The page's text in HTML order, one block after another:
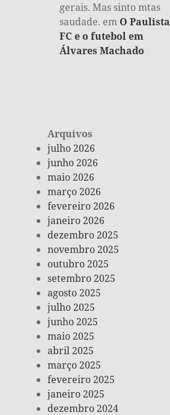
gerais. Mas sinto mtas
saudade. em O Paulista
FC e o futebol em
Álvares Machado
Arquivos
julho 2026
junho 2026
maio 2026
março 2026
fevereiro 2026
janeiro 2026
dezembro 2025
novembro 2025
outubro 2025
setembro 2025
agosto 2025
julho 2025
junho 2025
maio 2025
abril 2025
março 2025
fevereiro 2025
janeiro 2025
dezembro 2024